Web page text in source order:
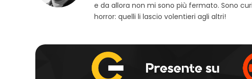
e da allora non mi sono più fermato. Sono
horror: quelli li lascio volentieri agli altri!